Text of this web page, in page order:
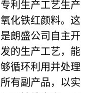
专利生产工艺生产
氧化铁红颜料。这
是朗盛公司自主开
发的生产工艺，能
够循环利用并处理
所有副产品，以实